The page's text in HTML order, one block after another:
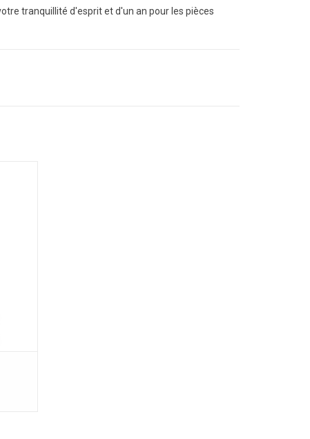
tranquillité d'esprit et d'un an pour les pièces